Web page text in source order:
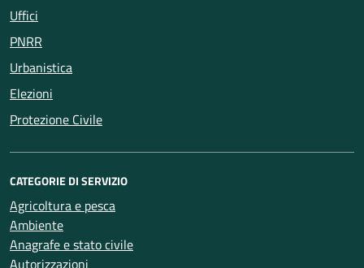
Uffici
PNRR
Urbanistica
Elezioni
Protezione Civile
CATEGORIE DI SERVIZIO
Agricoltura e pesca
Ambiente
Anagrafe e stato civile
Autorizzazioni